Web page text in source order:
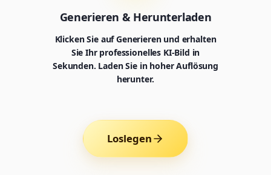
Generieren & Herunterladen
Klicken Sie auf Generieren und erhalten
Sie Ihr professionelles KI-Bild in
Sekunden. Laden Sie in hoher Auflösung
herunter.
Loslegen
Wähle ein Tool zum Erstellen